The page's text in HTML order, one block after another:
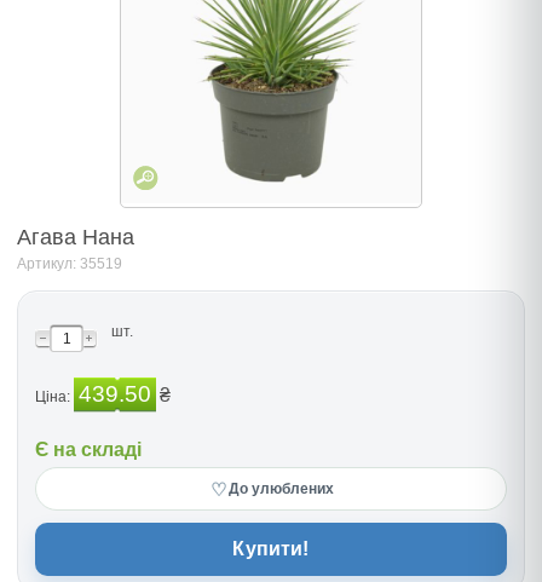
Агава Нана
Артикул: 35519
шт.
Ціна: 439.50 ₴
Є на складі
♡До улюблених
Купити!